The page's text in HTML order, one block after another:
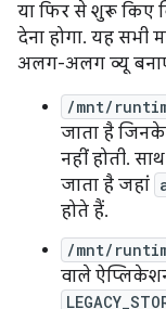
या फिर से शुरू किए
देना होगा. यह सभी
अलग-अलग व्यू
/mnt/
जाता है
नहीं होती.
जाता है जहां
होते हैं.
/mnt/
वाले